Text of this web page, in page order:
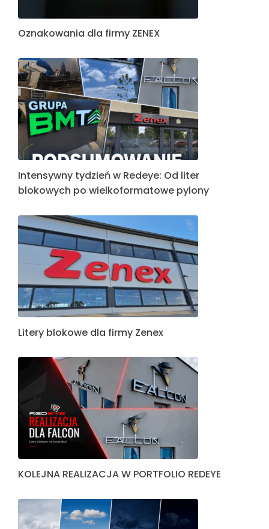
Neony LED dla Carrefour – nowoczesna forma
komunikacji w przestrzeni handlowej
Litery blokowe 3D dla firmy JUTAR
Oznakowania dla firmy ZENEX
Intensywny tydzień w Redeye: Od liter